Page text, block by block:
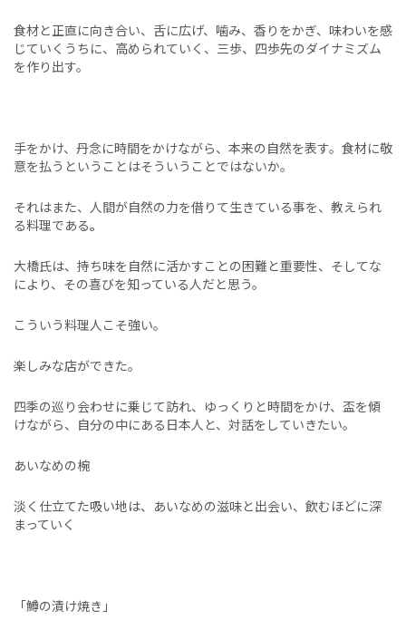
食材と正直に向き合い、舌に広げ、噛み、香りをかぎ、味わいを感
じていくうちに、高められていく、三歩、四歩先のダイナミズム
を作り出す。
手をかけ、丹念に時間をかけながら、本来の自然を表す。食材に敬
意を払うということはそういうことではないか。
それはまた、人間が自然の力を借りて生きている事を、教えられ
る料理である。
大橋氏は、持ち味を自然に活かすことの困難と重要性、そしてな
により、その喜びを知っている人だと思う。
こういう料理人こそ強い。
楽しみな店ができた。
四季の巡り会わせに乗じて訪れ、ゆっくりと時間をかけ、盃を傾
けながら、自分の中にある日本人と、対話をしていきたい。
あいなめの椀
淡く仕立てた吸い地は、あいなめの滋味と出会い、飲むほどに深
まっていく
「鱒の漬け焼き」